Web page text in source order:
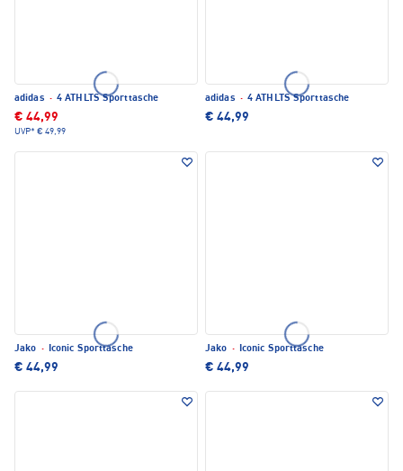
adidas · 4 ATHLTS Sporttasche
€ 44,99
UVP* € 49,99
adidas · 4 ATHLTS Sporttasche
€ 44,99
Jako · Iconic Sporttasche
€ 44,99
Jako · Iconic Sporttasche
€ 44,99